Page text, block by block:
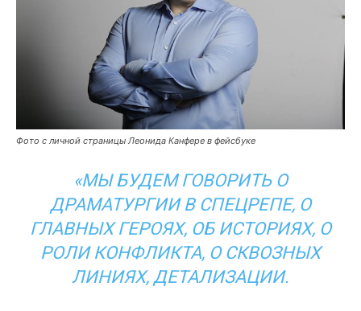
Фото с личной страницы Леонида Канфере в фейсбуке
«МЫ БУДЕМ ГОВОРИТЬ О
ДРАМАТУРГИИ В СПЕЦРЕПЕ, О
ГЛАВНЫХ ГЕРОЯХ, ОБ ИСТОРИЯХ, О
РОЛИ КОНФЛИКТА, О СКВОЗНЫХ
ЛИНИЯХ, ДЕТАЛИЗАЦИИ.